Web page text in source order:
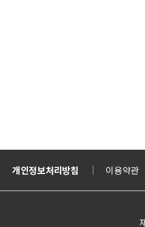
개인정보처리방침 이용약관
켓 의정부도시교육재단 의